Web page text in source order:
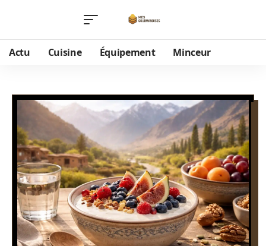
Actu Cuisine Équipement Minceur